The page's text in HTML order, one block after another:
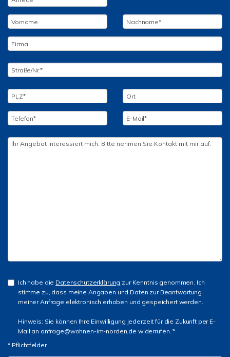
Ich habe die Datenschutzerklärung zur Kenntnis genommen. Ich
stimme zu, dass meine Angaben und Daten zur Beantwortung
meiner Anfrage elektronisch erhoben und gespeichert werden.
Hinweis: Sie können Ihre Einwilligung jederzeit für die Zukunft per E-
Mail an anfrage@wohnen-im-norden.de widerrufen. *
* Pflichtfelder